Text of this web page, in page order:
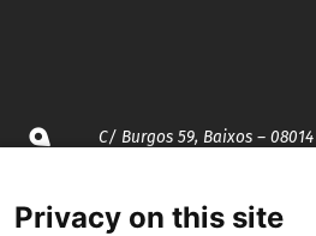
C/ Burgos 59, Baixos –
Privacy on this site